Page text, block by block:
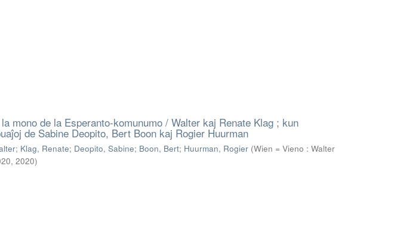
mono de la Esperanto-komunumo / Walter kaj Renate Klag ; kun
de Sabine Deopito, Bert Boon kaj Rogier Huurman
; Klag, Renate; Deopito, Sabine; Boon, Bert; Huurman, Rogier (Wien = Vieno : Walter
, 2020)